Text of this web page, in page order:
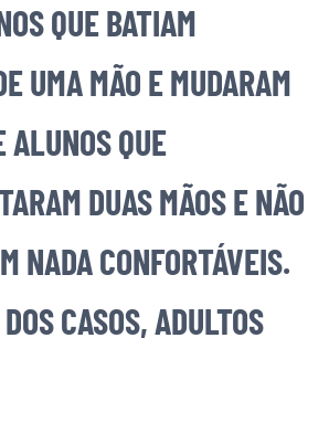
QUE BATIAM
UMA MÃO E MUDARAM
ALUNOS QUE
DUAS MÃOS E NÃO
NADA CONFORTÁVEIS.
CASOS, ADULTOS